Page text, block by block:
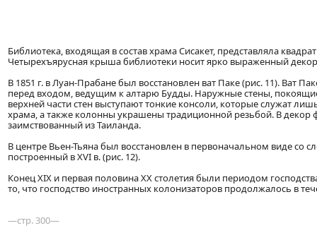
Библиотека, входящая в состав храма Сисакет, представляла
Четырехъярусная крыша библиотеки носит ярко выраженный
В 1851 г. в Луан-Прабане был восстановлен ват Паке (рис. 11). Ват
перед входом, ведущим к алтарю Будды. Наружные стены,
верхней части стен выступают тонкие консоли, которые служат
храма, а также колонны украшены традиционной резьбой. В
заимствованный из Таиланда.
В центре Вьен-Тьяна был восстановлен в первоначальном виде
построенный в XVI в. (рис. 12).
Конец XIX и первая половина XX столетия были периодом
то, что господство иностранных колонизаторов продолжалось в
—стр. 300—